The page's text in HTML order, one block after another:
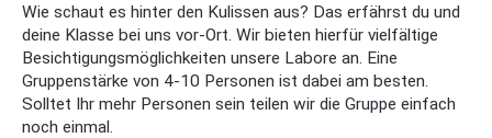
Wie schaut es hinter den Kulissen aus? Das erfährst du und
deine Klasse bei uns vor-Ort. Wir bieten hierfür vielfältige
Besichtigungsmöglichkeiten unsere Labore an. Eine
Gruppenstärke von 4-10 Personen ist dabei am besten.
Solltet Ihr mehr Personen sein teilen wir die Gruppe einfach
noch einmal.